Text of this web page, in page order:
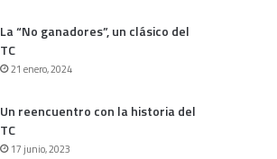
La “No ganadores”, un clásico del
TC
21 enero, 2024
Un reencuentro con la historia del
TC
17 junio, 2023